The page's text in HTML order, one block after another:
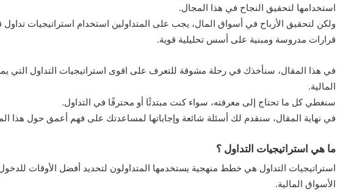
استخدامها لتحقيق النجاح في هذا المجال.
ولكن لتحقيق الأرباح في أسواق المال، يجب على المتداولين استخدام استراتيجيات
قرارات مدروسة ومبنية على أسس تحليلية قوية.
في هذا المقال، سنأخذك في رحلة مشوقة للتعرف على اقوى استراتيجيات التداول التي
المالية.
سنغطي كل ما تحتاج إلى معرفته، سواء كنت مبتدئًا أو محترفًا في التداول.
في نهاية المقال، سنقدم لك أسئلة شائعة وإجاباتها لمساعدتك على فهم أعمق حول هذا
ما هي استراتيجيات التداول ؟
استراتيجيات التداول هي خطط منهجية يستخدمها المتداولون لتحديد أفضل الأوقات
الأسواق المالية.